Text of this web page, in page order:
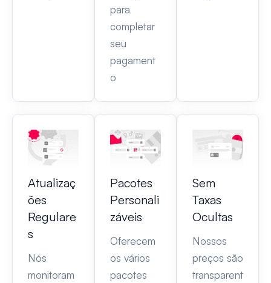
para
completar
seu
pagament
o
Atualizaç
ões
Regulare
s
Nós
monitoram
Pacotes
Personali
záveis
Oferecem
os vários
pacotes
Sem
Taxas
Ocultas
Nossos
preços são
transparent